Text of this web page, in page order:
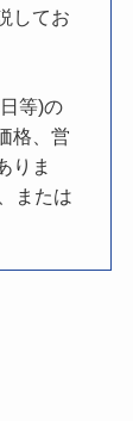
してお
等)の
格、営
りま
または